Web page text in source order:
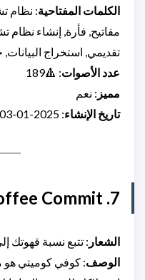
الكلمات المفتاحية: نظام
مفاتيح, فأرة, إنشاء
تقديمي, استخراج
عدد الأصوات: 🔺189
مميز : نعم
تاريخ الإنشاء: 2025-01-03 11:01 AM (UTC)
7. Coffee Commit
الشعار : تتبع نسبة قهوتك
الوصف: كوفي كوميتي هو